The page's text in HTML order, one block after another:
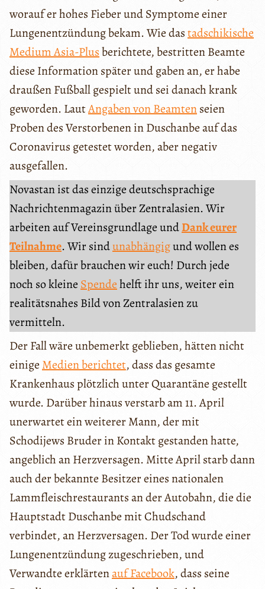
worauf er hohes Fieber und Symptome einer
Lungenentzündung bekam. Wie dastadschikische
Medium Asia-Plusberichtete, bestritten Beamte
diese Information später und gaben an, er habe
draußen Fußball gespielt und sei danach krank
geworden. LautAngaben von Beamtenseien
Proben des Verstorbenen in Duschanbe auf das
Coronavirus getestet worden, aber negativ
ausgefallen.
Novastan ist das einzige deutschsprachige
Nachrichtenmagazin über Zentralasien. Wir
arbeiten auf Vereinsgrundlage undDank eurer
Teilnahme. Wir sindunabhängigund wollen es
bleiben, dafür brauchen wir euch! Durch jede
noch so kleine Spendehelft ihr uns, weiter ein
realitätsnahes Bild von Zentralasien zu
vermitteln.
Der Fall wäre unbemerkt geblieben, hätten nicht
einige Medien berichtet, dass das gesamte
Krankenhaus plötzlich unter Quarantäne gestellt
wurde. Darüber hinaus verstarb am 11. April
unerwartet ein weiterer Mann, der mit
Schodijews Bruder in Kontakt gestanden hatte,
angeblich an Herzversagen. Mitte April starb dann
auch der bekannte Besitzer eines nationalen
Lammfleischrestaurants an der Autobahn, die die
Hauptstadt Duschanbe mit Chudschand
verbindet, an Herzversagen. Der Tod wurde einer
Lungenentzündung zugeschrieben, und
Verwandte erklärtenauf Facebook, dass seine